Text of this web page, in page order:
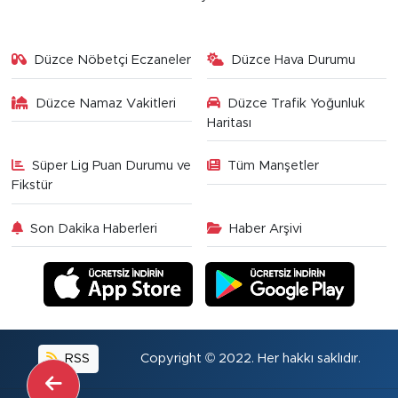
Düzce Nöbetçi Eczaneler Düzce Hava Durumu
Düzce Namaz Vakitleri
Düzce Trafik Yoğunluk
Haritası
Süper Lig Puan Durumu ve
Fikstür
Tüm Manşetler
Son Dakika Haberleri Haber Arşivi
RSS Copyright © 2022. Her hakkı saklıdır.